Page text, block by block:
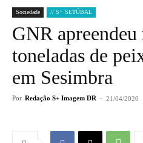
Sociedade // S+ SETÚBAL
GNR
toneladas de
em Sesimbra
Por Redação S+ Imagem DR - 21/04/2020